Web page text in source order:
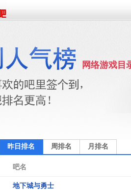
网络游戏目
昨日排名 周排名 月排名
吧名
地下城与勇士